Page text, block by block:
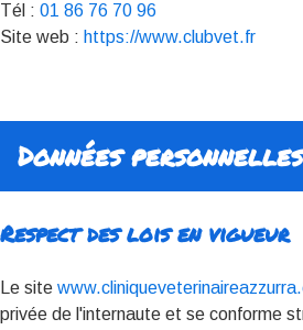
Tél : 01 86 76 70 96
Site web : https://www.clubvet.fr
Données personnelles
Respect des lois en vigueur
Le site
privée de l'internaute et se conforme